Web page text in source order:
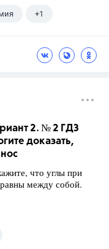
+1
2. № 2 ГДЗ
доказать,
что углы при
между собой.